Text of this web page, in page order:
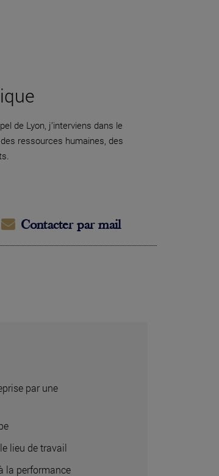
de Lyon, j’interviens dans le
ressources humaines, des
Contacter par mail
par une
lieu de travail
la performance